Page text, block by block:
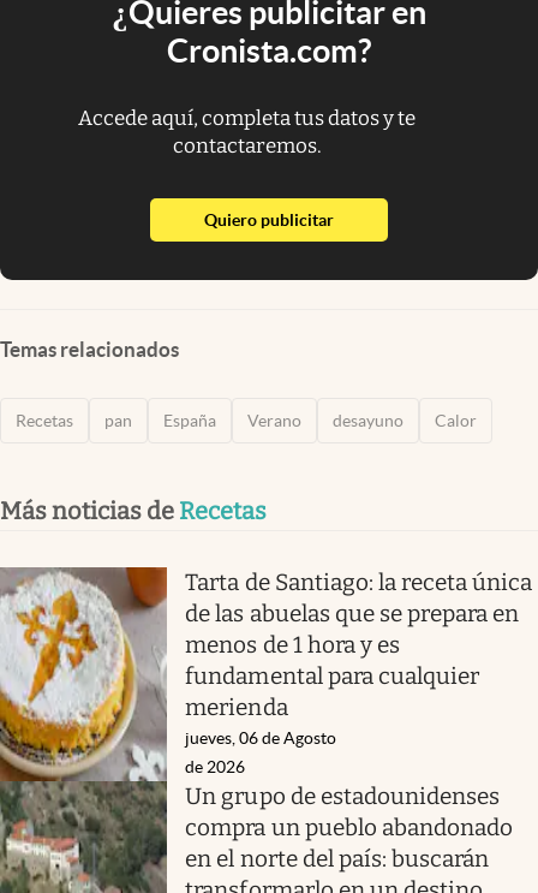
¿Quieres publicitar en
Cronista.com?
Accede aquí, completa tus datos y te
contactaremos.
Quiero publicitarabre en nueva pestaña
Temas relacionados
Recetas pan España Verano desayuno Calor
Más noticias de Recetas
Tarta de Santiago: la receta única
de las abuelas que se prepara en
menos de 1 hora y es
fundamental para cualquier
merienda
jueves, 06 de Agosto
de 2026
Un grupo de estadounidenses
compra un pueblo abandonado
en el norte del país: buscarán